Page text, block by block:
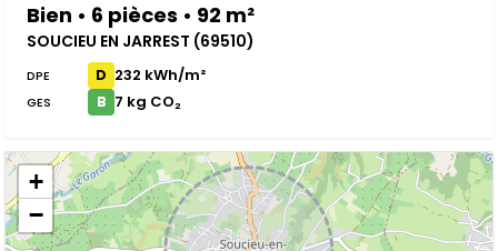
Bien • 6 pièces • 92 m²
SOUCIEU EN JARREST (69510)
DPE D 232 kWh/m²
GES B 7 kg CO₂
+
−